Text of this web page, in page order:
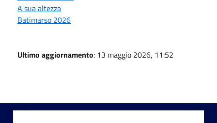
A sua altezza
Batimarso 2026
Ultimo aggiornamento: 13 maggio 2026, 11:52